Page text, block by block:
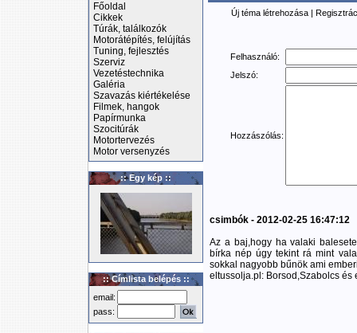
Főoldal
Cikkek
Túrák, találkozók
Motorátépítés, felújítás
Tuning, fejlesztés
Szerviz
Vezetéstechnika
Galéria
Szavazás kiértékelése
Filmek, hangok
Papírmunka
Szocitúrák
Motortervezés
Motor versenyzés
:: Egy kép ::
:: Címlista belépés ::
email:
pass:
Új téma létrehozása |
Felhasználó:
Jelszó:
Hozzászólás:
csimbók - 2012-02-25 16:47:12
Az a baj,hogy ha valaki
bírka nép úgy tekint rá mint
sokkal nagyobb bűnök ami
eltussolja.pl: Borsod,Szabolcs és